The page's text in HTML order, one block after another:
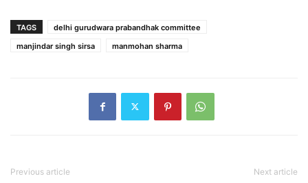
TAGS
delhi gurudwara prabandhak committee
manjindar singh sirsa
manmohan sharma
Previous article Next article